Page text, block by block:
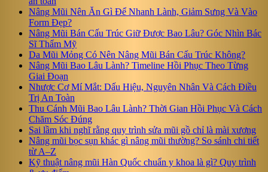
Nâng Mũi Nên Ăn Gì Để Nhanh Lành, Giảm Sưng Và Vào
Form Đẹp?
Nâng Mũi Bán Cấu Trúc Giữ Được Bao Lâu? Góc Nhìn Bác
Sĩ Thẩm Mỹ
Da Mũi Mỏng Có Nên Nâng Mũi Bán Cấu Trúc Không?
Nâng Mũi Bao Lâu Lành? Timeline Hồi Phục Theo Từng
Giai Đoạn
Nhược Cơ Mí Mắt: Dấu Hiệu, Nguyên Nhân Và Cách Điều
Trị An Toàn
Thu Cánh Mũi Bao Lâu Lành? Thời Gian Hồi Phục Và Cách
Chăm Sóc Đúng
Sai lầm khi nghĩ rằng quy trình sửa mũi gồ chỉ là mài xương
Nâng mũi bọc sụn khác gì nâng mũi thường? So sánh chi tiết
từ A–Z
Kỹ thuật nâng mũi Hàn Quốc chuẩn y khoa là gì? Quy trình